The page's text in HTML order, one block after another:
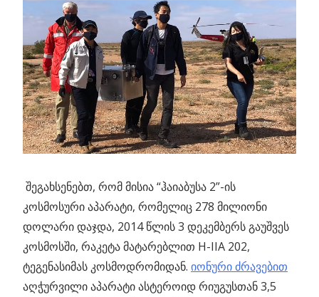
შეგახსენებთ, რომ მისია “ჰაიაბუსა 2”-ის
კოსმოსური აპარატი, რომელიც 278 მილიონი
დოლარი დაჯდა, 2014 წლის 3 დეკემბერს გაუშვეს
კოსმოსში, რაკეტა მატარებლით H-IIA 202,
ტეგენასიმას კოსმოდრომიდან. იონური ძრავებით
აღჭურვილი აპარატი ასტეროიდ რიუგუსთან 3,5